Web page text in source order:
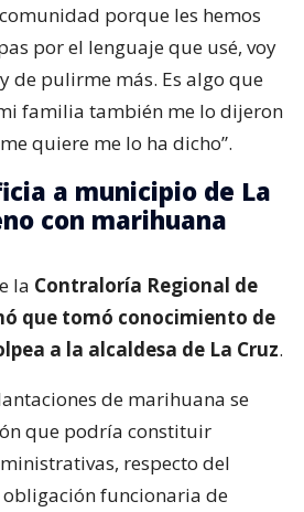
porque les hemos
por el lenguaje que usé, voy
de pulirme más. Es algo que
familia también me lo dijeron
quiere me lo ha dicho”.
a municipio de La
con marihuana
la Contraloría Regional de
que tomó conocimiento de
a la alcaldesa de La Cruz.
de marihuana se
que podría constituir
respecto del
funcionaria de